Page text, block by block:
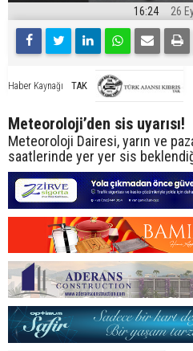
16:24 26
Haber Kaynağı TAK
Meteoroloji’den sis uyarısı!
Meteoroloji Dairesi, yarın ve
saatlerinde yer yer sis